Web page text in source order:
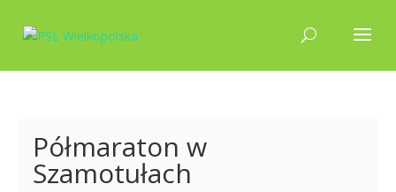
Półmaraton w
Szamotułach